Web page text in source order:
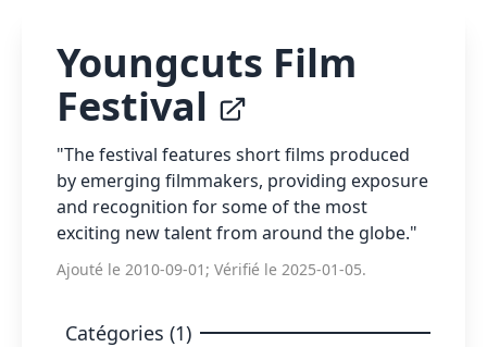
Youngcuts Film
Festival
"The festival features short films produced
by emerging filmmakers, providing exposure
and recognition for some of the most
exciting new talent from around the globe."
Ajouté le 2010-09-01; Vérifié le 2025-01-05.
Catégories (1)